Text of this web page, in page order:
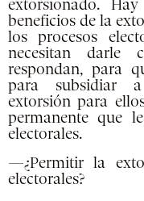
extorsionado.
beneficios de la
los procesos
necesitan darle
respondan, para
para subsidiar
extorsión para
permanente que
electorales.
—¿Permitir la
electorales?